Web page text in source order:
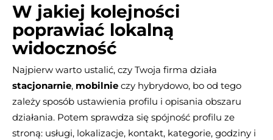
W jakiej kolejności
poprawiać lokalną
widoczność
Najpierw warto ustalić, czy Twoja firma działa
stacjonarnie, mobilnie czy hybrydowo, bo od tego
zależy sposób ustawienia profilu i opisania obszaru
działania. Potem sprawdza się spójność profilu ze
stroną: usługi, lokalizacje, kontakt, kategorie, godziny i